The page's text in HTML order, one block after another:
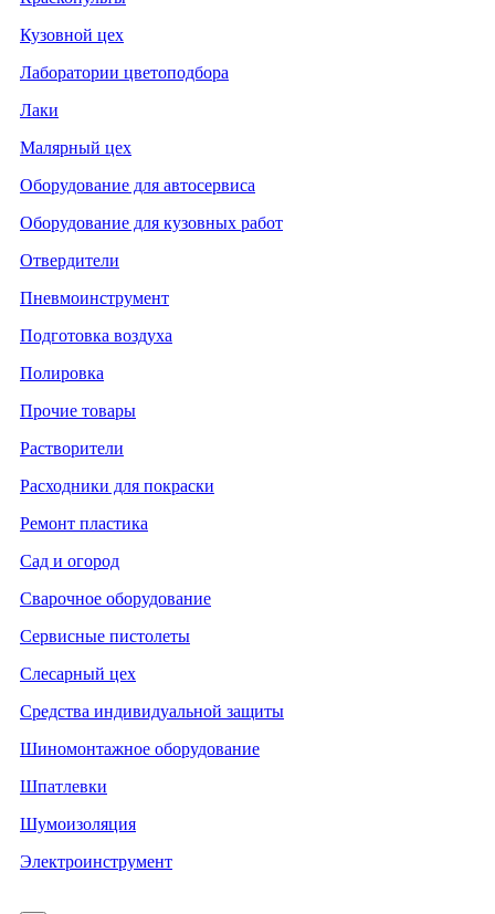
Кузовной цех
Лаборатории цветоподбора
Лаки
Малярный цех
Оборудование для автосервиса
Оборудование для кузовных работ
Отвердители
Пневмоинструмент
Подготовка воздуха
Полировка
Прочие товары
Растворители
Расходники для покраски
Ремонт пластика
Сад и огород
Сварочное оборудование
Сервисные пистолеты
Слесарный цех
Средства индивидуальной защиты
Шиномонтажное оборудование
Шпатлевки
Шумоизоляция
Электроинструмент